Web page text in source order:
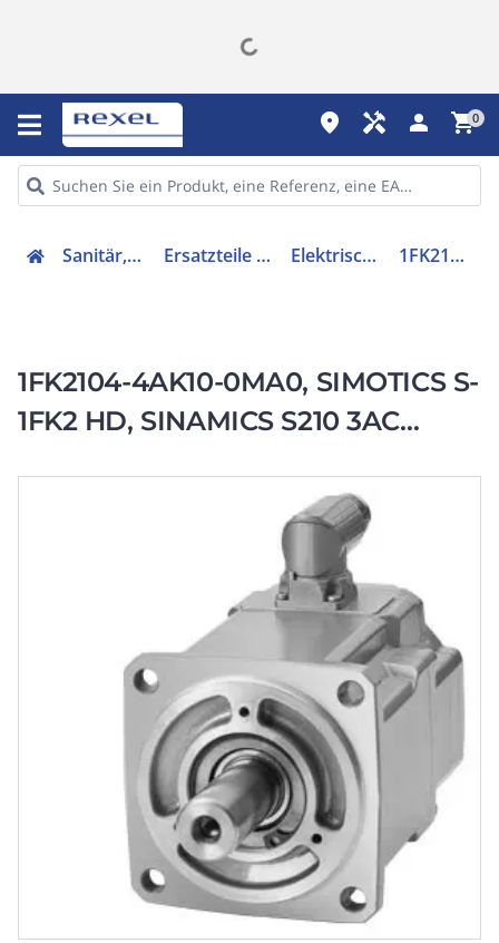
place handyman person shopping_cart0
Sanitär, Heizung, Klima Ersatzteile für Ausstattungen Elektrischer Servomotor 1FK21044AK100MA0
1FK2104-4AK10-0MA0, SIMOTICS S-
1FK2 HD, SINAMICS S210 3AC